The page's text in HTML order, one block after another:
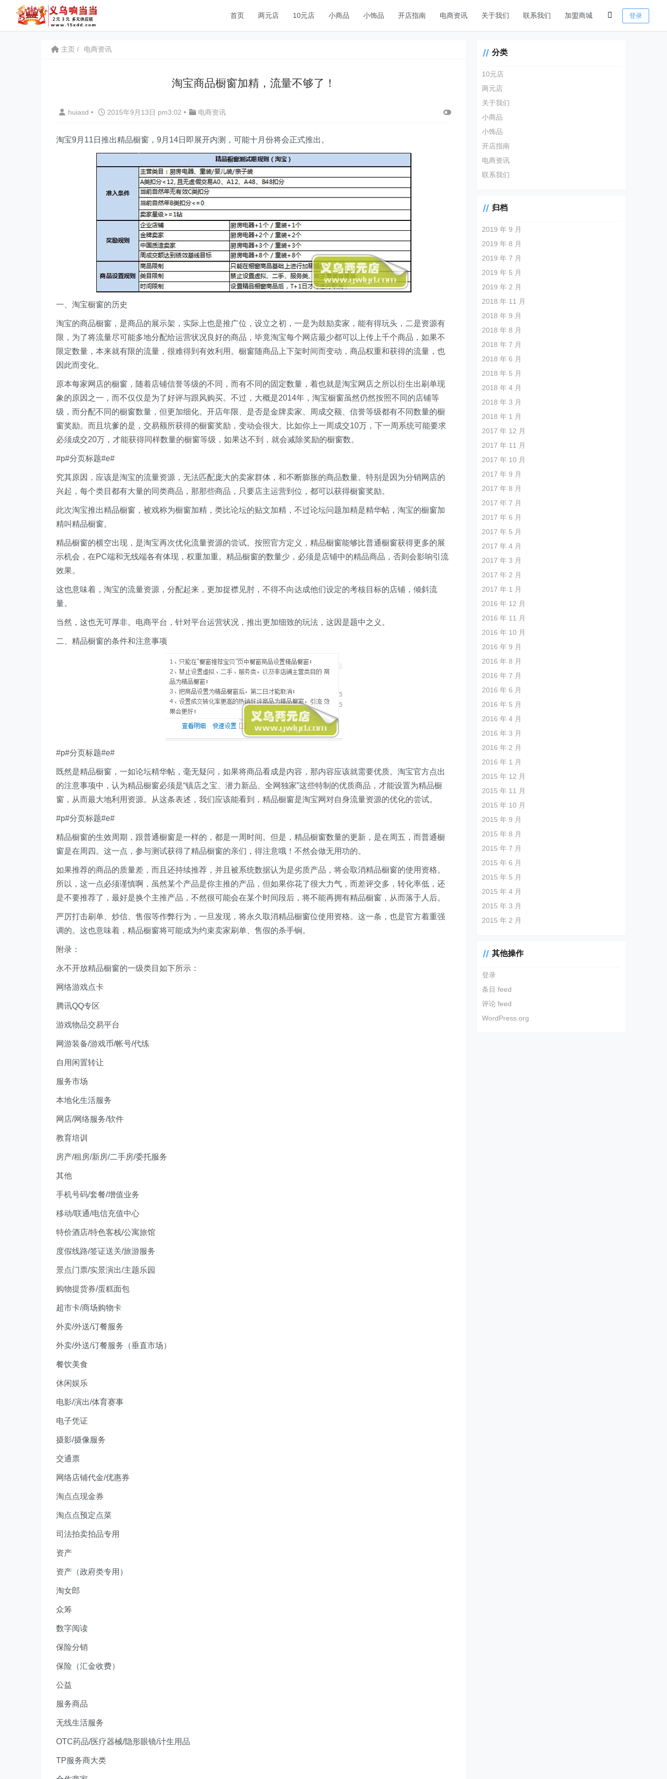
首页 两元店 10元店 小商品 小饰品 开店指南 电商资讯 关于我们 联系我们 加盟商城 登录
主页 电商资讯
淘宝商品橱窗加精，流量不够了！
huiasd • 2015年9月13日 pm3:02 • 电商资讯
淘宝9月11日推出精品橱窗，9月14日即展开内测，可能十月份将会正式推出。
一、淘宝橱窗的历史
淘宝的商品橱窗，是商品的展示架，实际上也是推广位，设立之初，一是为鼓励卖家，能有得玩头，二是资源有
限，为了将流量尽可能多地分配给运营状况良好的商品，毕竟淘宝每个网店最少都可以上传上千个商品，如果不
限定数量，本来就有限的流量，很难得到有效利用。橱窗随商品上下架时间而变动，商品权重和获得的流量，也
因此而变化。
原本每家网店的橱窗，随着店铺信誉等级的不同，而有不同的固定数量，着也就是淘宝网店之所以衍生出刷单现
象的原因之一，而不仅仅是为了好评与跟风购买。不过，大概是2014年，淘宝橱窗虽然仍然按照不同的店铺等
级，而分配不同的橱窗数量，但更加细化。开店年限、是否是金牌卖家、周成交额、信誉等级都有不同数量的橱
窗奖励。而且坑爹的是，交易额所获得的橱窗奖励，变动会很大。比如你上一周成交10万，下一周系统可能要求
必须成交20万，才能获得同样数量的橱窗等级，如果达不到，就会减除奖励的橱窗数。
#p#分页标题#e#
究其原因，应该是淘宝的流量资源，无法匹配庞大的卖家群体，和不断膨胀的商品数量。特别是因为分销网店的
兴起，每个类目都有大量的同类商品，那那些商品，只要店主运营到位，都可以获得橱窗奖励。
此次淘宝推出精品橱窗，被戏称为橱窗加精，类比论坛的贴文加精，不过论坛问题加精是精华帖，淘宝的橱窗加
精叫精品橱窗。
精品橱窗的横空出现，是淘宝再次优化流量资源的尝试。按照官方定义，精品橱窗能够比普通橱窗获得更多的展
示机会，在PC端和无线端各有体现，权重加重。精品橱窗的数量少，必须是店铺中的精品商品，否则会影响引流
效果。
这也意味着，淘宝的流量资源，分配起来，更加捉襟见肘，不得不向达成他们设定的考核目标的店铺，倾斜流
量。
当然，这也无可厚非。电商平台，针对平台运营状况，推出更加细致的玩法，这因是题中之义。
二、精品橱窗的条件和注意事项
#p#分页标题#e#
既然是精品橱窗，一如论坛精华帖，毫无疑问，如果将商品看成是内容，那内容应该就需要优质。淘宝官方点出
的注意事项中，认为精品橱窗必须是“镇店之宝、潜力新品、全网独家”这些特制的优质商品，才能设置为精品橱
窗，从而最大地利用资源。从这条表述，我们应该能看到，精品橱窗是淘宝网对自身流量资源的优化的尝试。
#p#分页标题#e#
精品橱窗的生效周期，跟普通橱窗是一样的，都是一周时间。但是，精品橱窗数量的更新，是在周五，而普通橱
窗是在周四。这一点，参与测试获得了精品橱窗的亲们，得注意哦！不然会做无用功的。
如果推荐的商品的质量差，而且还持续推荐，并且被系统数据认为是劣质产品，将会取消精品橱窗的使用资格。
所以，这一点必须谨慎啊，虽然某个产品是你主推的产品，但如果你花了很大力气，而差评交多，转化率低，还
是不要推荐了，最好是换个主推产品，不然很可能会在某个时间段后，将不能再拥有精品橱窗，从而落于人后。
严厉打击刷单、炒信、售假等作弊行为，一旦发现，将永久取消精品橱窗位使用资格。这一条，也是官方着重强
调的。这也意味着，精品橱窗将可能成为约束卖家刷单、售假的杀手锏。
附录：
永不开放精品橱窗的一级类目如下所示：
网络游戏点卡
腾讯QQ专区
游戏物品交易平台
网游装备/游戏币/帐号/代练
自用闲置转让
服务市场
本地化生活服务
网店/网络服务/软件
教育培训
房产/租房/新房/二手房/委托服务
其他
手机号码/套餐/增值业务
移动/联通/电信充值中心
特价酒店/特色客栈/公寓旅馆
度假线路/签证送关/旅游服务
景点门票/实景演出/主题乐园
购物提货券/蛋糕面包
超市卡/商场购物卡
外卖/外送/订餐服务
外卖/外送/订餐服务（垂直市场）
餐饮美食
休闲娱乐
电影/演出/体育赛事
电子凭证
摄影/摄像服务
交通票
网络店铺代金/优惠券
淘点点现金券
淘点点预定点菜
司法拍卖拍品专用
资产
资产（政府类专用）
淘女郎
众筹
数字阅读
保险分销
保险（汇金收费）
公益
服务商品
无线生活服务
OTC药品/医疗器械/隐形眼镜/计生用品
TP服务商大类
分类
10元店
两元店
关于我们
小商品
小饰品
开店指南
电商资讯
联系我们
归档
2019 年 9 月
2019 年 8 月
2019 年 7 月
2019 年 5 月
2019 年 2 月
2018 年 11 月
2018 年 9 月
2018 年 8 月
2018 年 7 月
2018 年 6 月
2018 年 5 月
2018 年 4 月
2018 年 3 月
2018 年 1 月
2017 年 12 月
2017 年 11 月
2017 年 10 月
2017 年 9 月
2017 年 8 月
2017 年 7 月
2017 年 6 月
2017 年 5 月
2017 年 4 月
2017 年 3 月
2017 年 2 月
2017 年 1 月
2016 年 12 月
2016 年 11 月
2016 年 10 月
2016 年 9 月
2016 年 8 月
2016 年 7 月
2016 年 6 月
2016 年 5 月
2016 年 4 月
2016 年 3 月
2016 年 2 月
2016 年 1 月
2015 年 12 月
2015 年 11 月
2015 年 10 月
2015 年 9 月
2015 年 8 月
2015 年 7 月
2015 年 6 月
2015 年 5 月
2015 年 4 月
2015 年 3 月
2015 年 2 月
其他操作
登录
条目 feed
评论 feed
WordPress.org